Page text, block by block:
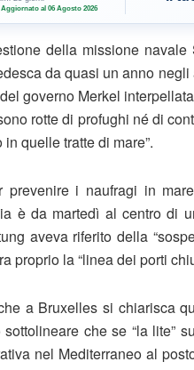
Aggiornato al 06 Agosto 2026
della missione
da quasi un anno
governo Merkel
rotte di profughi né di
quelle tratte di mare”.
i naufragi in
è da martedì al centro di
aveva riferito della
proprio la “linea dei porti
a Bruxelles si chiarisca
che se “la lite”
nel Mediterraneo al